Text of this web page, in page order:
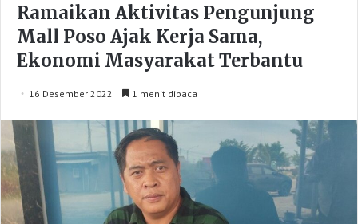
Ramaikan Aktivitas Pengunjung
Mall Poso Ajak Kerja Sama,
Ekonomi Masyarakat Terbantu
16 Desember 2022 1 menit dibaca